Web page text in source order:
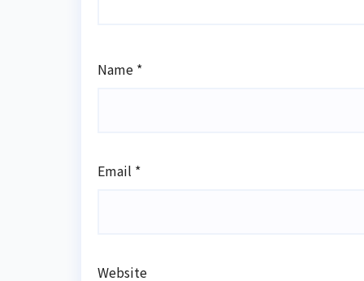
Name *
Email *
Website